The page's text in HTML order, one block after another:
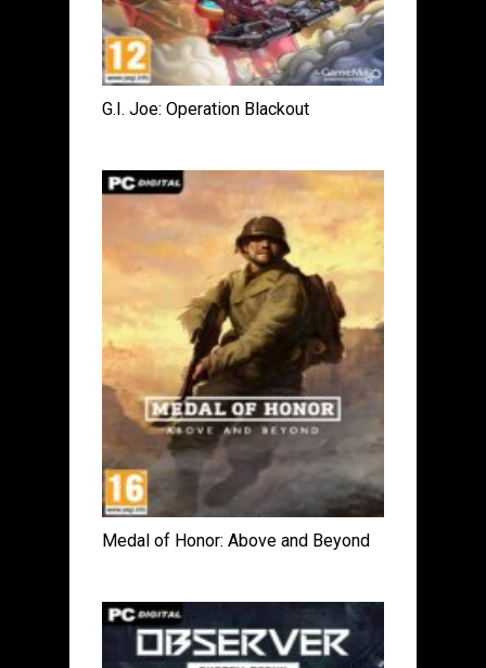
G.I. Joe: Operation Blackout
Medal of Honor: Above and Beyond